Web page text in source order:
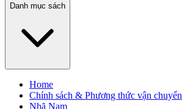
Danh mục sách
Home
Chính sách & Phương thức vận chuyển
Nhã Nam